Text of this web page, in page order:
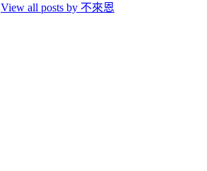
View all posts by 不來恩